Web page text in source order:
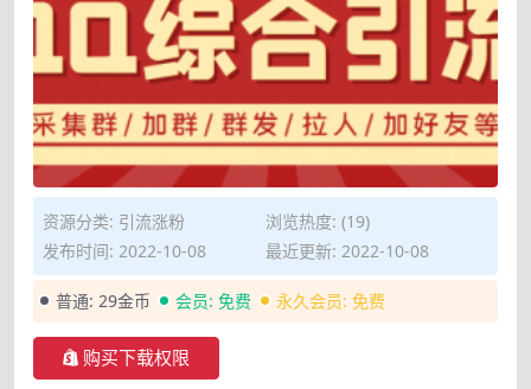
资源分类: 引流涨粉
浏览热度: (19)
发布时间: 2022-10-08
最近更新: 2022-10-08
普通: 29金币 会员: 免费 永久会员: 免费
购买下载权限